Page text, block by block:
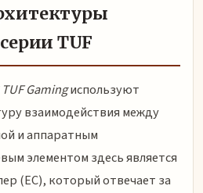
TUF
Gamingиспользуют
взаимодействия между
и аппаратным
элементом здесь является
(EC), который отвечает за